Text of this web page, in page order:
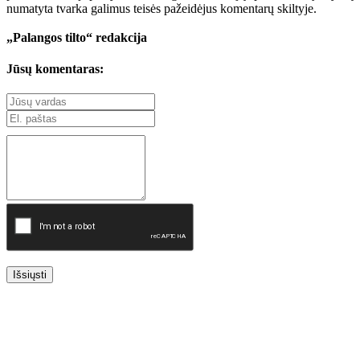
numatyta tvarka galimus teisės pažeidėjus komentarų skiltyje.
„Palangos tilto“ redakcija
Jūsų komentaras:
Išsiųsti